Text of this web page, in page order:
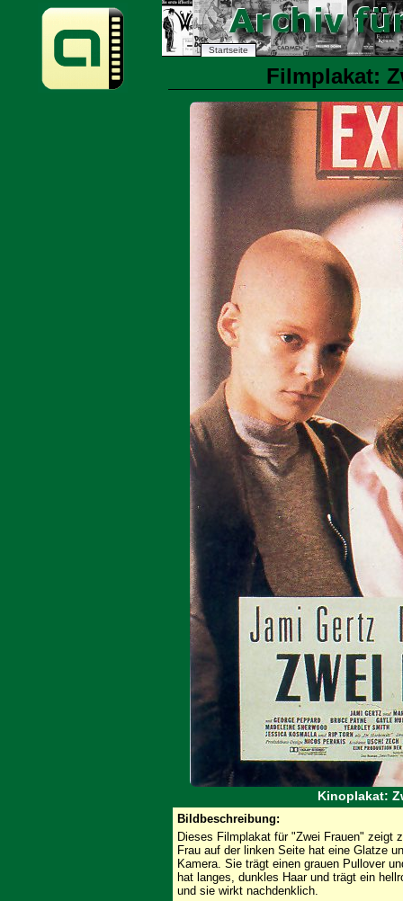
Startseite
Filmplakat:
Kinoplakat:
Bildbeschreibung:
Dieses Filmplakat für "Zwei Frauen" zeigt
Frau auf der linken Seite hat eine Glatze
Kamera. Sie trägt einen grauen Pullover
hat langes, dunkles Haar und trägt ein
und sie wirkt nachdenklich.